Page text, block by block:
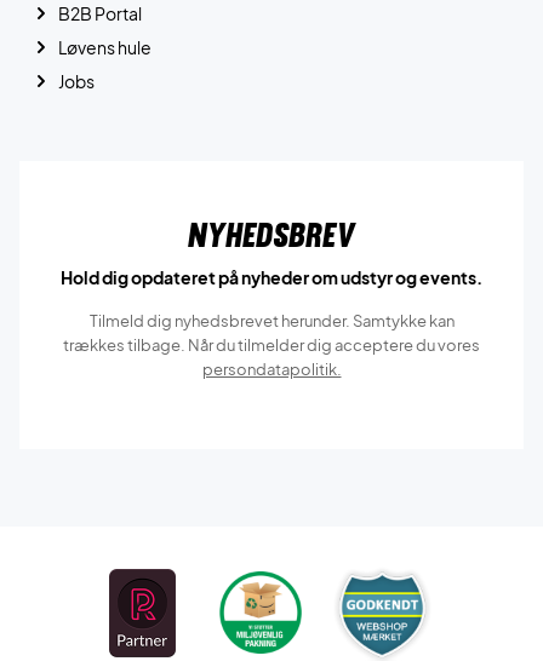
B2B Portal
Løvens hule
Jobs
Nyhedsbrev
Hold dig opdateret på nyheder om udstyr og events.
Tilmeld dig nyhedsbrevet herunder. Samtykke kan
trækkes tilbage. Når du tilmelder dig acceptere du vores
persondatapolitik.